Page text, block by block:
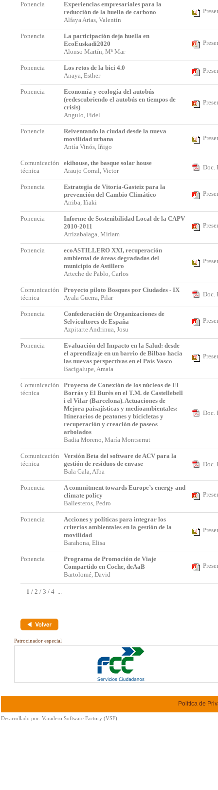
Ponencia
Experiencias empresariales para la
reducción de la huella de carbono
Alfaya Arias, Valentín
Ponencia
La participación deja huella en
EcoEuskadi2020
Alonso Martín, Mª Mar
Ponencia
Los retos de la bici 4.0
Anaya, Esther
Ponencia
Economía y ecología del autobús
(redescubriendo el autobús en tiempos de
crisis)
Angulo, Fidel
Ponencia
Reiventando la ciudad desde la nueva
movilidad urbana
Antía Vinós, Iñigo
Comunicación
técnica
ekihouse, the basque solar house
Araujo Corral, Victor
Doc.
Ponencia
Estrategia de Vitoria-Gasteiz para la
prevención del Cambio Climático
Arriba, Iñaki
Ponencia
Informe de Sostenibilidad Local de la CAPV
2010-2011
Arrizabalaga, Miriam
Ponencia
ecoASTILLERO XXI, recuperación
ambiental de áreas degradadas del
municipio de Astillero
Arteche de Pablo, Carlos
Comunicación
técnica
Proyecto piloto Bosques por Ciudades - IX
Ayala Guerra, Pilar
Doc.
Ponencia
Confederación de Organizaciones de
Selvicultores de España
Azpitarte Andrinua, Josu
Ponencia
Evaluación del Impacto en la Salud: desde
el aprendizaje en un barrio de Bilbao hacia
las nuevas perspectivas en el País Vasco
Bacigalupe, Amaia
Comunicación
técnica
Proyecto de Conexión de los núcleos de El
Borrás y El Burès en el T.M. de Castellebell
i el Vilar (Barcelona). Actuaciones de
Mejora paisajísticas y medioambientales:
Itinerarios de peatones y bicicletas y
recuperación y creación de paseos
arbolados
Badia Moreno, María Montserrat
Doc.
Comunicación
técnica
Versión Beta del software de ACV para la
gestión de residuos de envase
Bala Gala, Alba
Doc.
Ponencia
A commitment towards Europe’s energy and
climate policy
Ballesteros, Pedro
Ponencia
Acciones y políticas para integrar los
criterios ambientales en la gestión de la
movilidad
Barahona, Elisa
Ponencia
Programa de Promoción de Viaje
Compartido en Coche, deAaB
Bartolomé, David
1 / 2 / 3 / 4 ...
Patrocinador especial
Política de
Desarrollado por: Varadero Software Factory (VSF)